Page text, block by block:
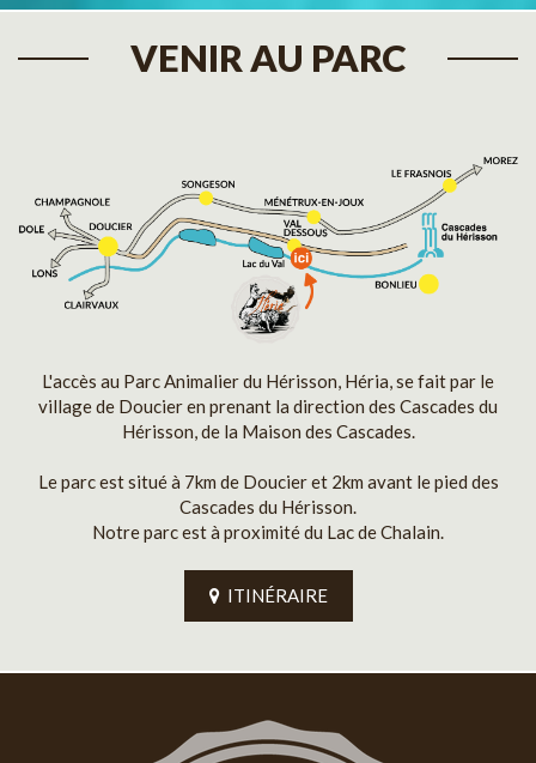
VENIR AU PARC
L'accès au Parc Animalier du Hérisson, Héria, se fait par le
village de Doucier en prenant la direction des Cascades du
Hérisson, de la Maison des Cascades.
Le parc est situé à 7km de Doucier et 2km avant le pied des
Cascades du Hérisson.
Notre parc est à proximité du Lac de Chalain.
ITINÉRAIRE